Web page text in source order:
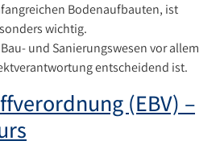
Bodenaufbauten, ist
wichtig.
und Sanierungswesen vor allem
entscheidend ist.
(EBV) –